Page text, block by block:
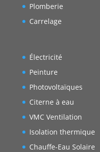
Plomberie
Carrelage
Électricité
Peinture
Photovoltaïques
Citerne à eau
VMC Ventilation
Isolation thermique
Chauffe-Eau Solaire